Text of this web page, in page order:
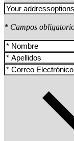
* Campos